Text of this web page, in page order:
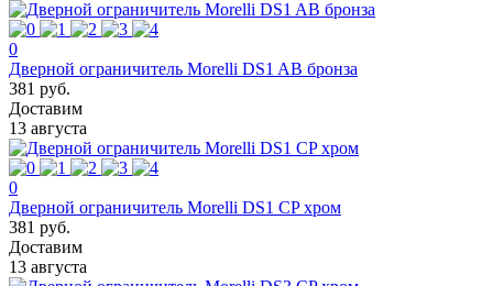
0
Дверной ограничитель Morelli DS1 AB бронза
381 руб.
Доставим
13 августа
0
Дверной ограничитель Morelli DS1 CP хром
381 руб.
Доставим
13 августа